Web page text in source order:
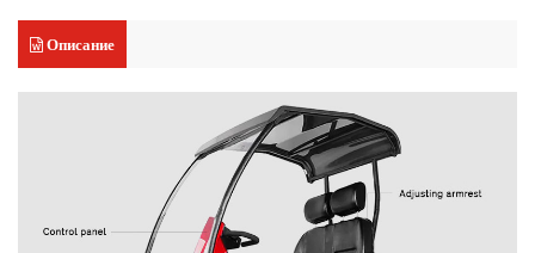
Описание